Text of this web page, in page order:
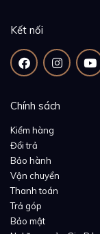
Kết nối
Chính sách
Kiểm hàng
Đổi trả
Bảo hành
Vận chuyển
Thanh toán
Trả góp
Bảo mật